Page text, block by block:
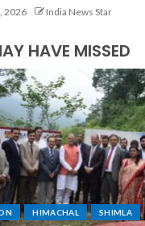
2026 India News Star
HAVE MISSED
HIMACHAL SHIMLA